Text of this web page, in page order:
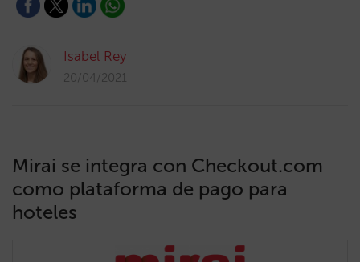
Isabel Rey
20/04/2021
Mirai se integra con Checkout.com
como plataforma de pago para
hoteles